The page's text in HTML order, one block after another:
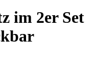
im 2er Set